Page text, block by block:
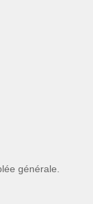
générale.